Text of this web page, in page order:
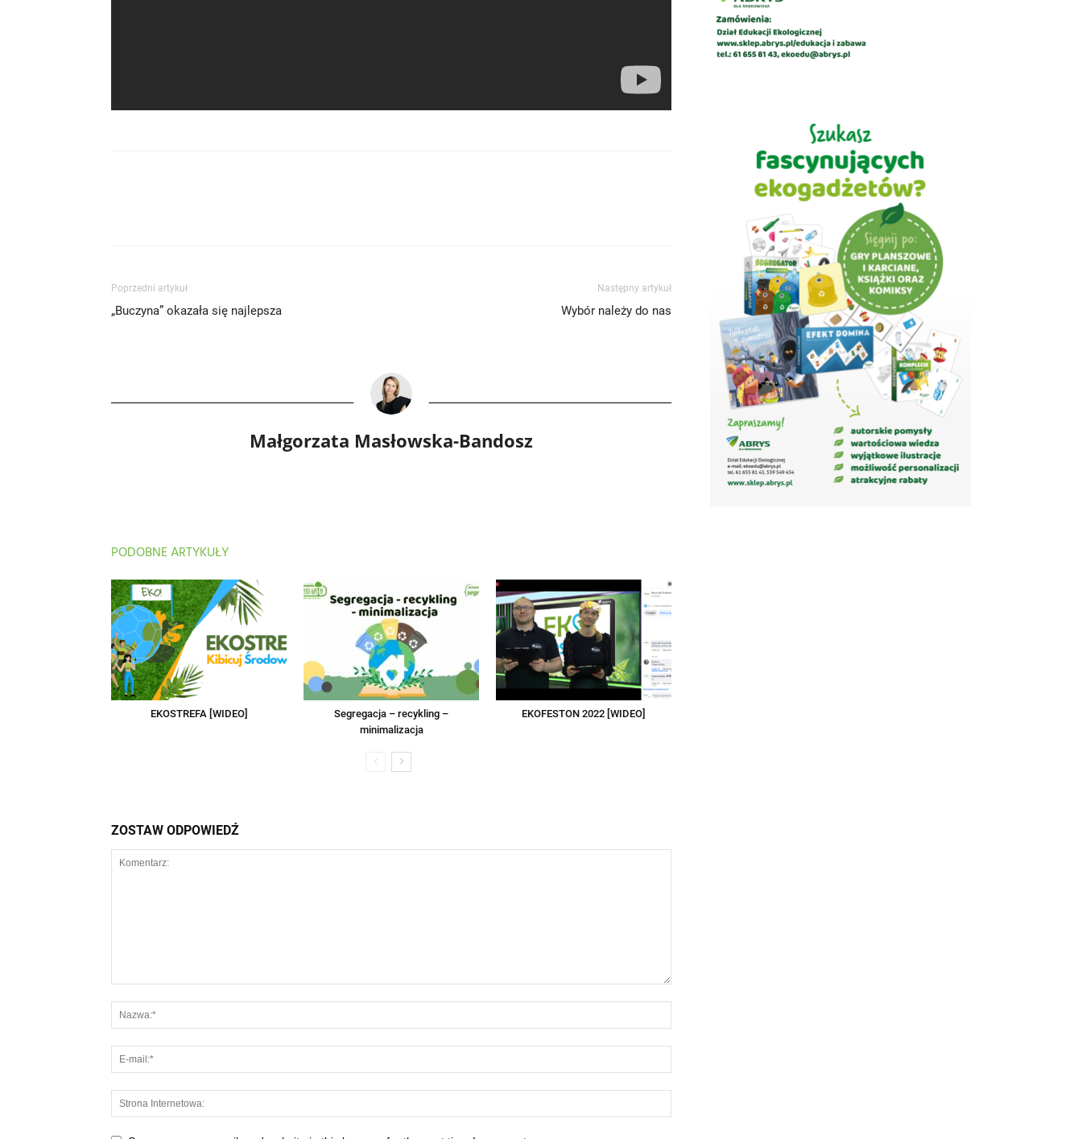
Poprzedni artykuł
„Buczyna” okazała się najlepsza
Następny artykuł
Wybór należy do nas
Małgorzata Masłowska-Bandosz
PODOBNE ARTYKUŁY
EKOSTREFA [WIDEO]
Segregacja – recykling –
minimalizacja
EKOFESTON 2022 [WIDEO]
ZOSTAW ODPOWIEDŹ